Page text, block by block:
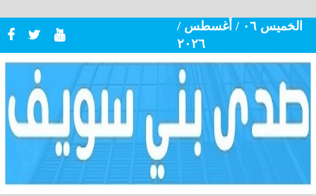
الخميس ٠٦ / أغسطس /
٢٠٢٦